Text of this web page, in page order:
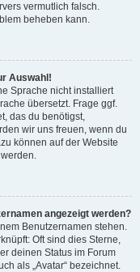
vermutlich falsch.
beheben kann.
Auswahl!
Sprache nicht installiert
übersetzt. Frage ggf.
das du benötigst,
wir uns freuen, wenn du
können auf der Website
angezeigt werden?
Benutzernamen stehen.
Oft sind dies Sterne,
deinen Status im Forum
als „Avatar“ bezeichnet.